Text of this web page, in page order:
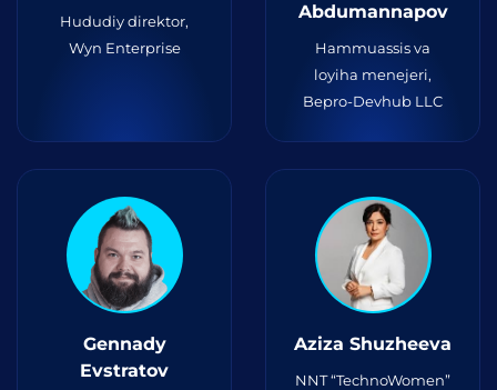
Hududiy direktor,
Wyn Enterprise
Abdumannapov
Hammuassis va
loyiha menejeri,
Bepro-Devhub LLC
Gennady
Evstratov
Aziza Shuzheeva
NNT “TechnoWomen”